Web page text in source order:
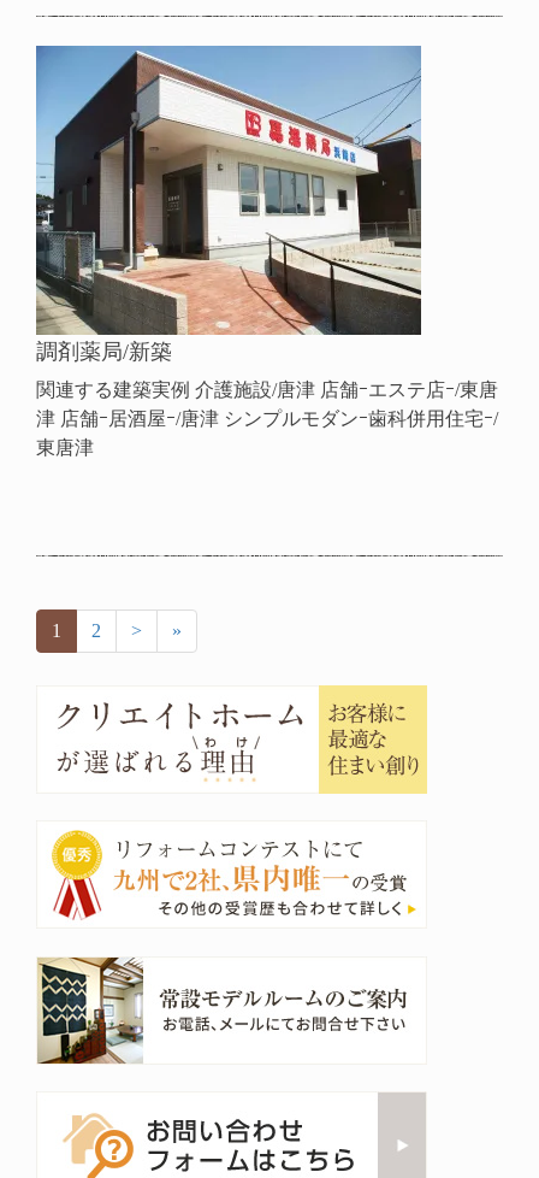
調剤薬局/新築
関連する建築実例 介護施設/唐津 店舗ｰエステ店ｰ/東唐
津 店舗ｰ居酒屋ｰ/唐津 シンプルモダンｰ歯科併用住宅ｰ/
東唐津
1 2 > »